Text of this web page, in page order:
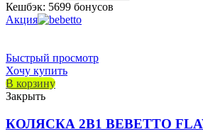
Кешбэк: 5699 бонусов
Акция
Быстрый просмотр
Хочу купить
В корзину
Закрыть
КОЛЯСКА 2В1 BEBETTO